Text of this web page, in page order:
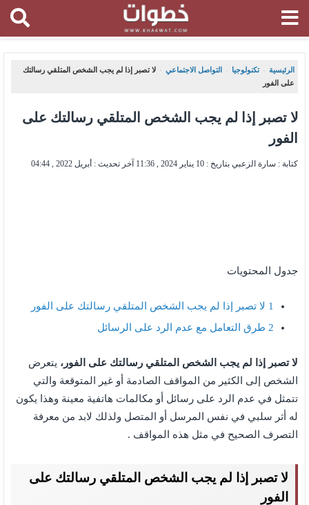
الرئيسية ، تكنولوجيا ، التواصل الاجتماعي ،
لا تصبر إذا لم يجب الشخص المتلقي رسالتك
على الفور
لا تصبر إذا لم يجب الشخص المتلقي رسالتك على
الفور
كتابة : سارة الزعبي بتاريخ : 10 يناير 2024 , 11:36 آخر تحديث : أبريل 2022 , 04:44
جدول المحتويات
1 لا تصبر إذا لم يجب الشخص المتلقي رسالتك على الفور
2 طرق التعامل مع عدم الرد على الرسائل
لا تصبر إذا لم يجب الشخص المتلقي رسالتك على الفور، يتعرض
الشخص إلى الكثير من المواقف الصادمة أو غير المتوقعة والتي
تتمثل في عدم الرد على رسائل أو مكالمات هاتفية معينة وهذا يكون
له أثر سلبي في نفس المرسل أو المتصل ولذلك لابد من معرفة
التصرف الصحيح في مثل هذه المواقف .
لا تصبر إذا لم يجب الشخص المتلقي رسالتك على
الفور